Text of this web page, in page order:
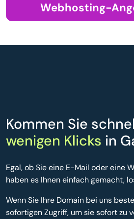
Webhosting-
Kommen Sie
wenigen Klicks in
Egal, ob Sie eine E-Mail oder eine
haben es Ihnen einfach gemacht,
Wenn Sie Ihre Domain bei uns
sofortigen Zugriff, um sie sofort zu